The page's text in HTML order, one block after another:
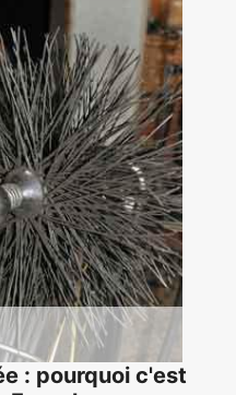
: pourquoi c'est